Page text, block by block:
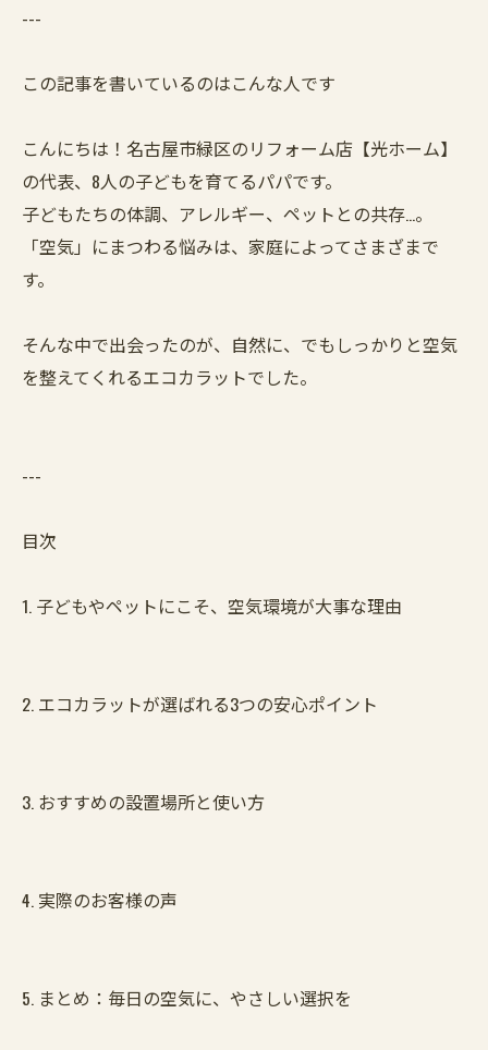
---
この記事を書いているのはこんな人です
こんにちは！名古屋市緑区のリフォーム店【光ホーム】
の代表、8人の子どもを育てるパパです。
子どもたちの体調、アレルギー、ペットとの共存…。
「空気」にまつわる悩みは、家庭によってさまざまで
す。
そんな中で出会ったのが、自然に、でもしっかりと空気
を整えてくれるエコカラットでした。
---
目次
1. 子どもやペットにこそ、空気環境が大事な理由
2. エコカラットが選ばれる3つの安心ポイント
3. おすすめの設置場所と使い方
4. 実際のお客様の声
5. まとめ：毎日の空気に、やさしい選択を